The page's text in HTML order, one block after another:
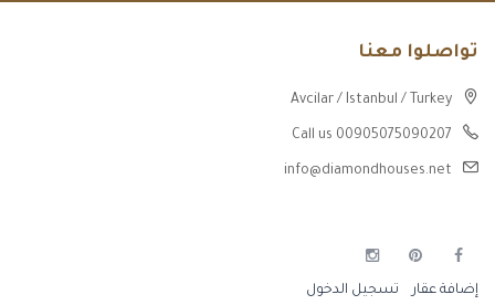
تواصلوا معنا
Avcilar / Istanbul / Turkey
Call us 00905075090207
info@diamondhouses.net
إضافة عقار تسجيل الدخول